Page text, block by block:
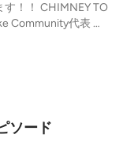
TO
Community代表 中
プロデューサーに
ソード